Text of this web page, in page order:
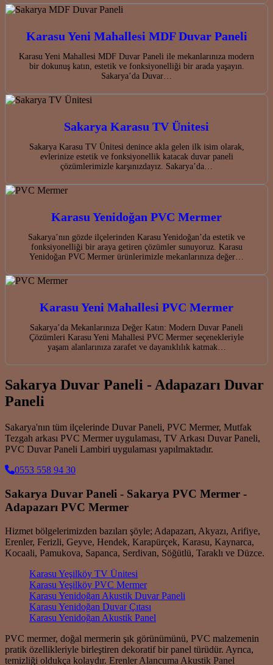
Karasu Yeni Mahallesi MDF Duvar Paneli
Karasu Yeni Mahallesi MDF Duvar Paneli ile mekanlarınıza modern
bir dokunuş katın, estetik ve fonksiyonelliği bir arada yaşayın.
Sakarya’da Duvar…
Sakarya Karasu TV Ünitesi
Sakarya Karasu TV Ünitesi denince akla gelen ilk isim olarak,
evlerinize estetik ve fonksiyonellik katacak duvar paneli
çözümlerimizle karşınızdayız. Sakarya’da…
Karasu Yenidoğan PVC Mermer
Sakarya’nın gözde ilçelerinden Karasu Yenidoğan’da estetik ve
fonksiyonelliği bir araya getiren çözümler sunuyoruz. Karasu
Yenidoğan PVC Mermer ürünlerimizle mekanlarınıza değer…
Karasu Yeni Mahallesi PVC Mermer
Sakarya’da Mekanlarınıza Değer Katın: Modern Duvar Paneli
Çözümleri Karasu Yeni Mahallesi PVC Mermer seçenekleriyle
yaşam alanlarınıza zarafet ve dayanıklılık katmak…
Sakarya Duvar Paneli - Adapazarı Duvar
Paneli
Sakarya'nın tüm ilçelerinde Duvar Paneli, PVC Mermer, Mutfak
Tezgah arkası PVC Mermer uygulaması, TV Arkası Duvar Paneli,
PVC Duvar Paneli Lambiri uygulaması yapılmaktadır.
0553 558 94 30
Sakarya Duvar Paneli - Sakarya PVC Mermer -
Adapazarı PVC Mermer
Hizmet bölgelerimizden bazıları şöyle; Adapazarı, Akyazı, Arifiye,
Erenler, Ferizli, Geyve, Hendek, Karapürçek, Karasu, Kaynarca,
Kocaali, Pamukova, Sapanca, Serdivan, Söğütlü, Taraklı ve Düzce.
Karasu Yeşilköy TV Ünitesi
Karasu Yeşilköy PVC Mermer
Karasu Yenidoğan Akustik Duvar Paneli
Karasu Yenidoğan Duvar Çıtası
Karasu Yenidoğan Akustik Panel
PVC mermer, doğal mermerin şık görünümünü, PVC malzemenin
pratik özellikleriyle birleştiren dekoratif bir panel türüdür. Ayrıca,
temizliği oldukça kolaydır. Erenler Alancuma Akustik Panel